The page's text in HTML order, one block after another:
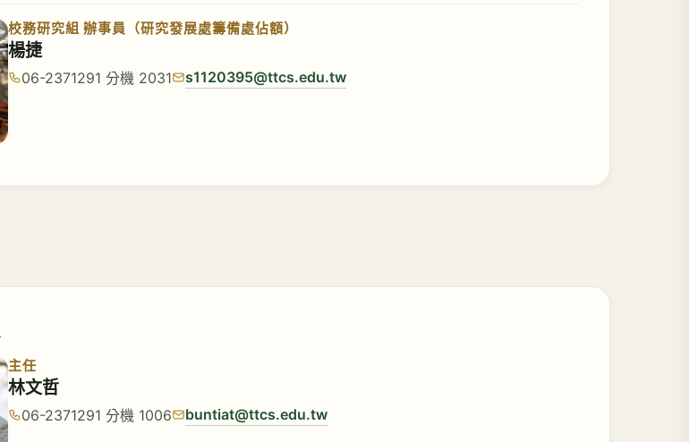
校務研究組 辦事員（研究發展處籌備處佔額）
楊捷
06-2371291 分機 2031 s1120395@ttcs.edu.tw
主任
林文哲
06-2371291 分機 1006 buntiat@ttcs.edu.tw